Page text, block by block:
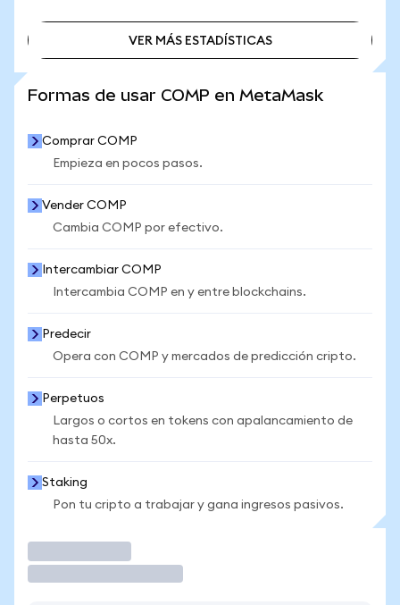
VER MÁS ESTADÍSTICAS
Formas de usar COMP en MetaMask
Comprar COMP
Empieza en pocos pasos.
Vender COMP
Cambia COMP por efectivo.
Intercambiar COMP
Intercambia COMP en y entre blockchains.
Predecir
Opera con COMP y mercados de predicción cripto.
Perpetuos
Largos o cortos en tokens con apalancamiento de
hasta 50x.
Staking
Pon tu cripto a trabajar y gana ingresos pasivos.